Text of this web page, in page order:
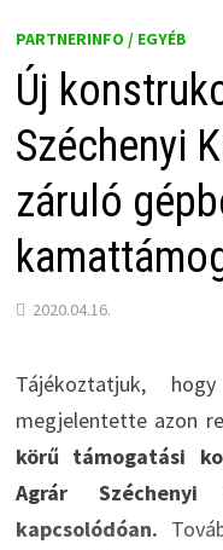
PARTNERINFO / EGYÉB
Új
Széchenyi
záruló
2020.04.16.
Tájékoztatjuk,
megjelentette azon
körű támogatási
Agrár Széchenyi
kapcsolódóan.